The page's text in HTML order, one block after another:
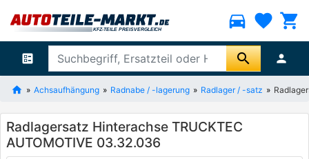
directions_car favorite shopping_cart
ballot search person
Achsaufhängung Radnabe / -lagerung Radlager / -satz
Radlagersatz Hinterachse TRUCKTEC
AUTOMOTIVE 03.32.036